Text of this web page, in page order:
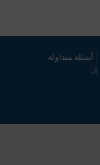
أسئلة متداولة